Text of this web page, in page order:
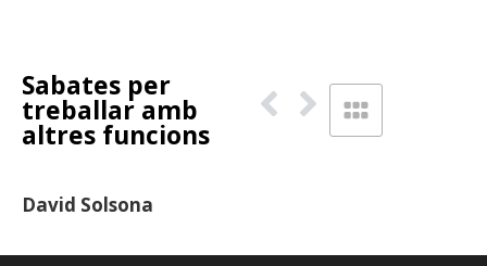
Sabates per
treballar amb
altres funcions
David Solsona